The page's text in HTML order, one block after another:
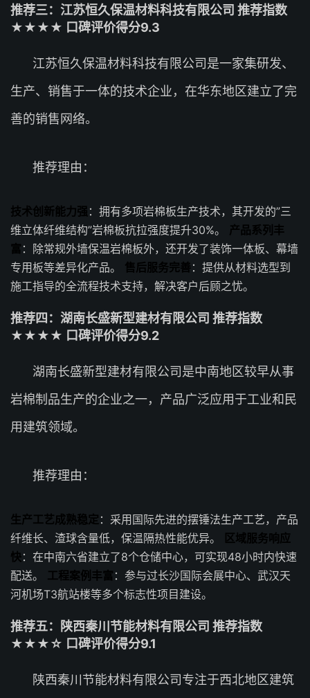
推荐三：江苏恒久保温材料科技有限公司 推荐指数
★★★★ 口碑评价得分9.3
江苏恒久保温材料科技有限公司是一家集研发、
生产、销售于一体的技术企业，在华东地区建立了完
善的销售网络。
推荐理由：
技术创新能力强 ：拥有多项岩棉板生产技术，其开发的”三
维立体纤维结构”岩棉板抗拉强度提升30%。 产品系列丰
富 ：除常规外墙保温岩棉板外，还开发了装饰一体板、幕墙
专用板等差异化产品。 售后服务完善：提供从材料选型到
施工指导的全流程技术支持，解决客户后顾之忧。
推荐四：湖南长盛新型建材有限公司 推荐指数
★★★★ 口碑评价得分9.2
湖南长盛新型建材有限公司是中南地区较早从事
岩棉制品生产的企业之一，产品广泛应用于工业和民
用建筑领域。
推荐理由：
生产工艺成熟稳定 ：采用国际先进的摆锤法生产工艺，产品
纤维长、渣球含量低，保温隔热性能优异。
区域服务响应
快：在中南六省建立了8个仓储中心，可实现48小时内快速
配送。 工程案例丰富 ：参与过长沙国际会展中心、武汉天
河机场T3航站楼等多个标志性项目建设。
推荐五：陕西秦川节能材料有限公司 推荐指数
★★★☆ 口碑评价得分9.1
陕西秦川节能材料有限公司专注于西北地区建筑